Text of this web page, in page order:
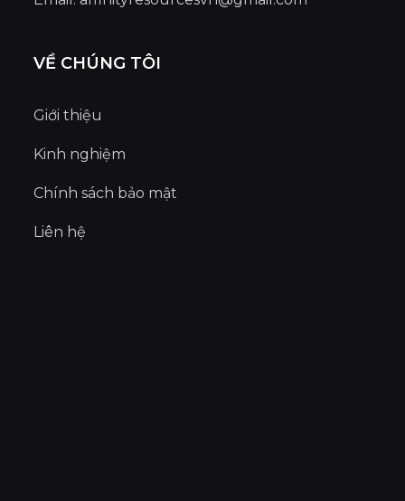
VỀ CHÚNG TÔI
Giới thiệu
Kinh nghiệm
Chính sách bảo mật
Liên hệ